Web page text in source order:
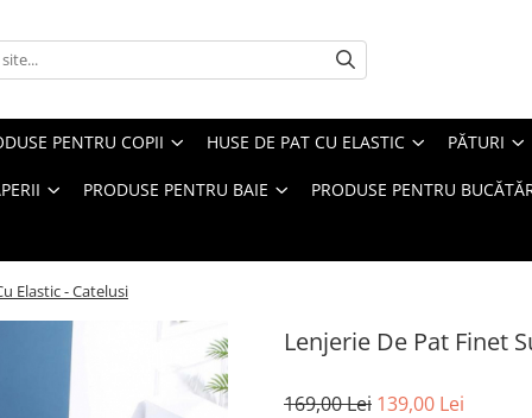
PENTRU COPII HUSE DE PAT CU ELASTIC PĂTURI
PRODUSE PENTRU BAIE PRODUSE PENTRU
Elastic - Catelusi
Lenjerie De Pat Finet
169,00 Lei 139,00 Lei